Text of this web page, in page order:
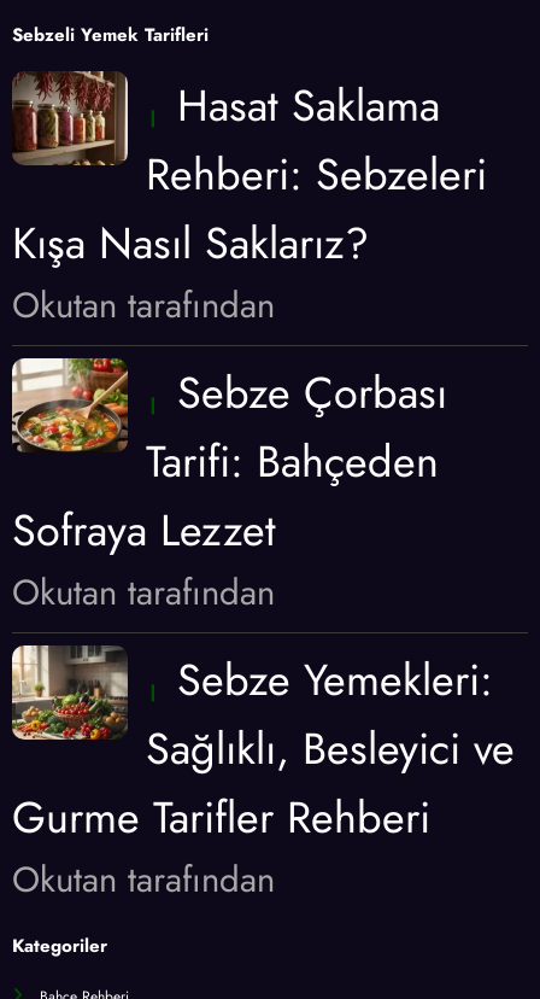
Sebzeli Yemek Tarifleri
Hasat Saklama
Rehberi: Sebzeleri
Kışa Nasıl Saklarız?
Okutan tarafından
Sebze Çorbası
Tarifi: Bahçeden
Sofraya Lezzet
Okutan tarafından
Sebze Yemekleri:
Sağlıklı, Besleyici ve
Gurme Tarifler Rehberi
Okutan tarafından
Kategoriler